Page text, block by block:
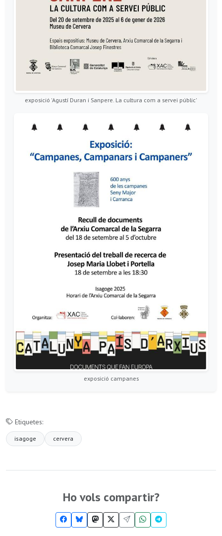
exposició 'Agustí Duran i Sanpere. La cultura com a servei públic'
exposició campanes
Etiquetes:
isagoge cervera
Ho vols compartir?